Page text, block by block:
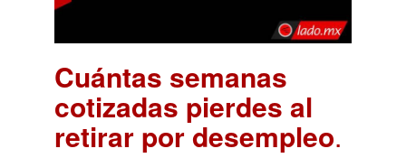
Cuántas semanas
cotizadas pierdes al
retirar por desempleo.